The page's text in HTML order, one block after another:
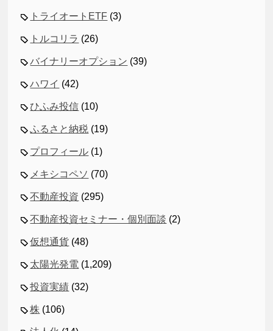
トライオートETF (3)
トルコリラ (26)
バイナリーオプション (39)
ハワイ (42)
ひふみ投信 (10)
ふるさと納税 (19)
プロフィール (1)
メキシコペソ (70)
不動産投資 (295)
不動産投資セミナー・個別面談 (2)
仮想通貨 (48)
太陽光発電 (1,209)
投資実績 (32)
株 (106)